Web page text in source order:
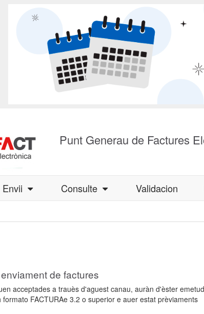
Punt Generau de Factures
Envii Consulte Validacion
de factures
acceptades a trauès d'aguest canau, auràn d'èster
formato FACTURAe 3.2 o superior e auer estat prèviaments